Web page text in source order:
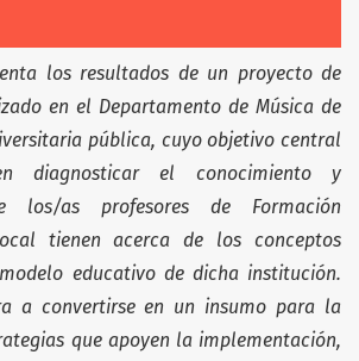
los resultados de un proyecto de
en el Departamento de Música de
pública, cuyo objetivo central
diagnosticar el conocimiento y
los/as profesores de Formación
tienen acerca de los conceptos
educativo de dicha institución.
a convertirse en un insumo para la
que apoyen la implementación,